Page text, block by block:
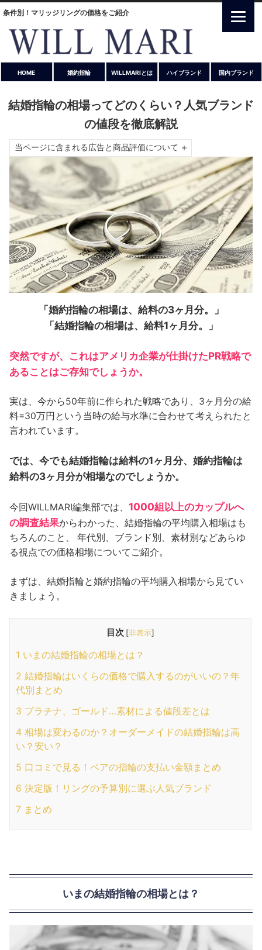
条件別！マリッジリングの価格をご紹介
HOME 婚約指輪 WILLMARIとは ハイブランド 国内ブランド
結婚指輪の相場ってどのくらい？人気ブランド
の値段を徹底解説
当ページに含まれる広告と商品評価について
「婚約指輪の相場は、給料の3ヶ月分。」
「結婚指輪の相場は、給料1ヶ月分。」
突然ですが、これはアメリカ企業が仕掛けたPR戦略で
あることはご存知でしょうか。
実は、今から50年前に作られた戦略であり、3ヶ月分の給
料=30万円という当時の給与水準に合わせて考えられたと
言われています。
では、今でも結婚指輪は給料の1ヶ月分、婚約指輪は
給料の3ヶ月分が相場なのでしょうか。
今回WILLMARI編集部では、1000組以上のカップルへ
の調査結果からわかった、結婚指輪の平均購入相場はも
ちろんのこと、 年代別、ブランド別、素材別などあらゆ
る視点での価格相場についてご紹介。
まずは、結婚指輪と婚約指輪の平均購入相場から見てい
きましょう。
目次 [非表示]
1 いまの結婚指輪の相場とは？
2 結婚指輪はいくらの価格で購入するのがいいの？年
代別まとめ
3 プラチナ、ゴールド…素材による値段差とは
4 相場は変わるのか？オーダーメイドの結婚指輪は高
い？安い？
5 口コミで見る！ペアの指輪の支払い金額まとめ
6 決定版！リングの予算別に選ぶ人気ブランド
7 まとめ
いまの結婚指輪の相場とは？